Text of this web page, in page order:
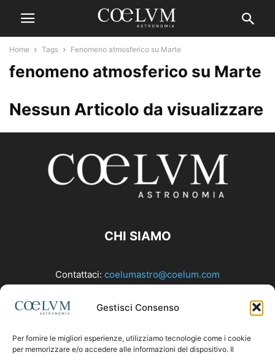
Gestisci Consenso
Per fornire le migliori esperienze, utilizziamo tecnologie come i cookie
per memorizzare e/o accedere alle informazioni del dispositivo. Il
Home Tags Fenomeno atmosferico su Marte
fenomeno atmosferico su Marte
Nessun Articolo da visualizzare
CHI SIAMO
Contattaci: coelumastro@coelum.com
SEGUICI